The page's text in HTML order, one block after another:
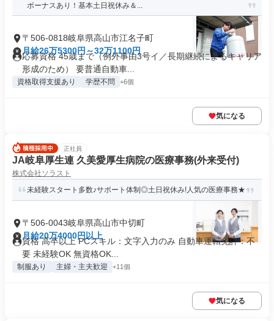
ボーナスあり！基本土日祝休み＆...
〒506-0818岐阜県高山市江名子町
月給26万5300円～32万1100円
応募資格 45歳まで（例外事由3号イ／長期継続によるキャリア
形成のため） 要普通自動車...
資格取得支援あり 学歴不問 +6個
気になる
正社員
JA岐阜厚生連 久美愛厚生病院の医療事務(外来受付)
株式会社ソラスト
未経験スタート多数♪サポート体制◎土日祝休み!人気の医療事務★
〒506-0043岐阜県高山市中切町
月給20万4000円以上
資格 高卒以上 PCスキル：文字入力のみ 自動車運転免許：不
要 未経験OK 無資格OK...
制服あり 主婦・主夫歓迎 +11個
気になる